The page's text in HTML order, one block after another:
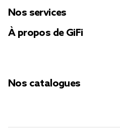
Nos services
À propos de GiFi
Nos catalogues